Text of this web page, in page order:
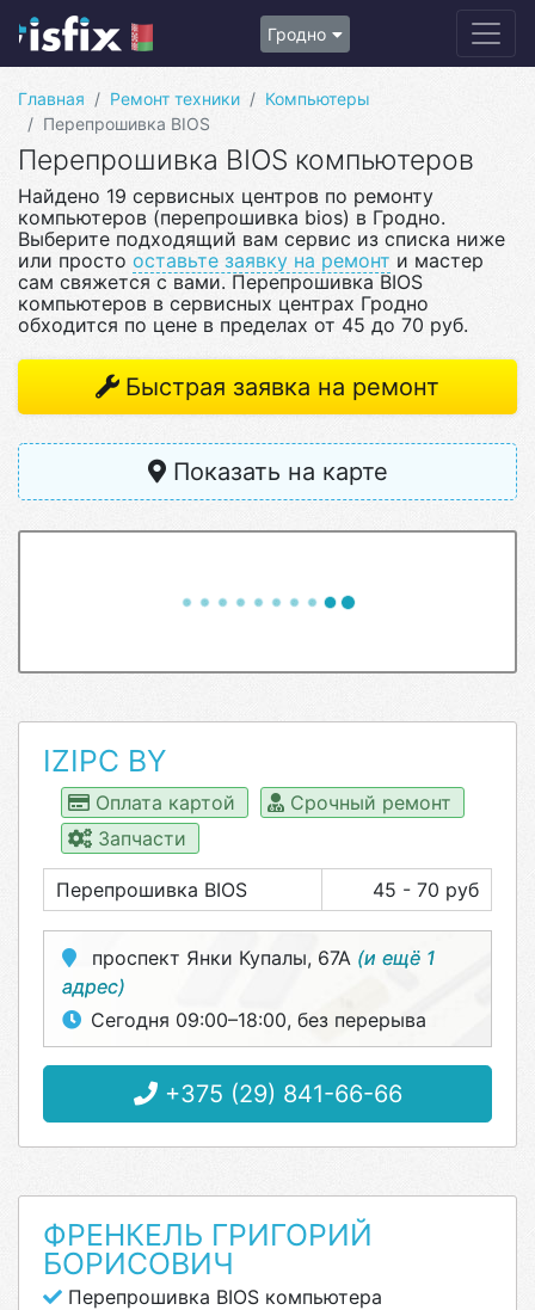
Гродно
Главная Ремонт техники
Компьютеры
Перепрошивка BIOS
Перепрошивка BIOS компьютеров
Найдено 19 сервисных центров по ремонту
компьютеров (перепрошивка bios) в Гродно.
Выберите подходящий вам сервис из списка ниже
или просто оставьте заявку на ремонт и мастер
сам свяжется с вами. Перепрошивка BIOS
компьютеров в сервисных центрах Гродно
обходится по цене в пределах от 45 до 70 руб.
Быстрая заявка на ремонт
Показать на карте
IZIPC BY
Оплата картой
Срочный ремонт
Запчасти
Перепрошивка BIOS 45 - 70 руб
проспект Янки Купалы, 67А (и ещё 1
адрес)
Сегодня 09:00–18:00, без перерыва
+375 (29) 841-66-66
ФРЕНКЕЛЬ ГРИГОРИЙ
БОРИСОВИЧ
Перепрошивка BIOS компьютера